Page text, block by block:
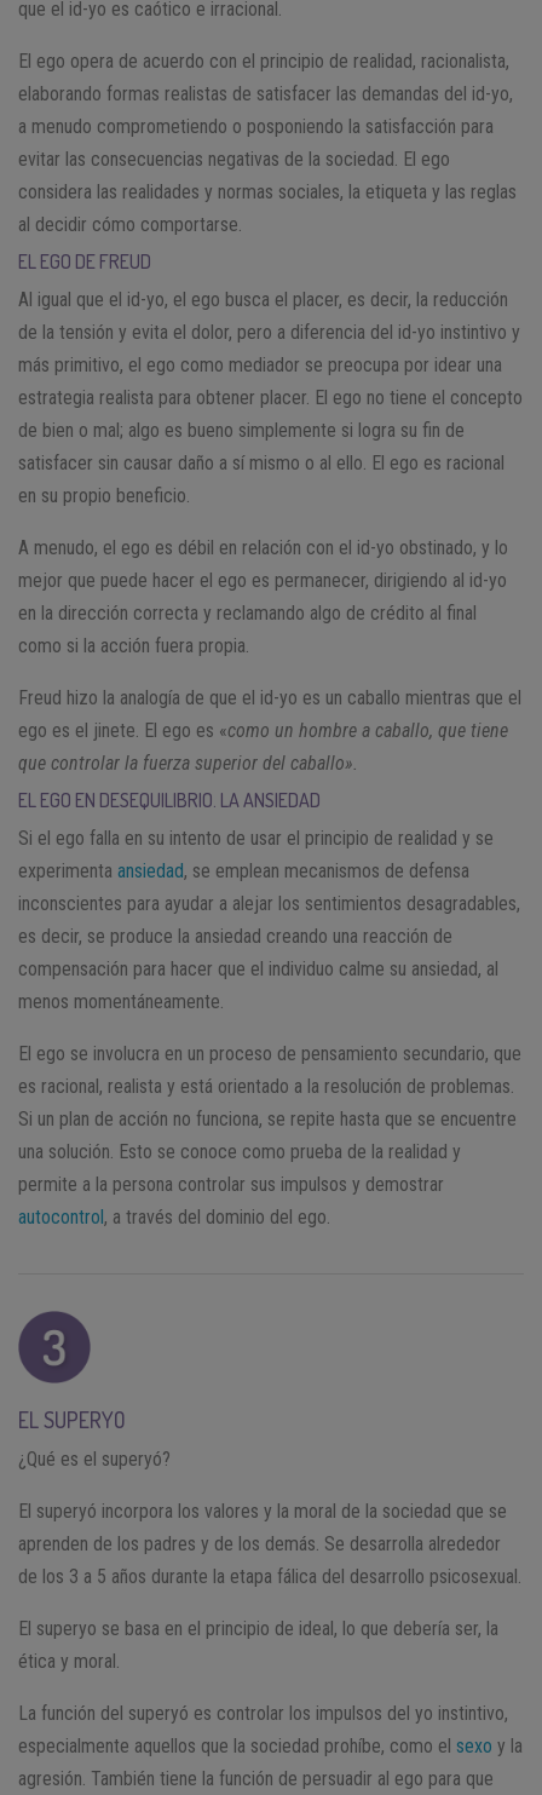
que el id-yo es caótico e irracional.
El ego opera de acuerdo con el principio de realidad, racionalista,
elaborando formas realistas de satisfacer las demandas del id-yo,
a menudo comprometiendo o posponiendo la satisfacción para
evitar las consecuencias negativas de la sociedad. El ego
considera las realidades y normas sociales, la etiqueta y las reglas
al decidir cómo comportarse.
EL EGO DE FREUD
Al igual que el id-yo, el ego busca el placer, es decir, la reducción
de la tensión y evita el dolor, pero a diferencia del id-yo instintivo y
más primitivo, el ego como mediador se preocupa por idear una
estrategia realista para obtener placer. El ego no tiene el concepto
de bien o mal; algo es bueno simplemente si logra su fin de
satisfacer sin causar daño a sí mismo o al ello. El ego es racional
en su propio beneficio.
A menudo, el ego es débil en relación con el id-yo obstinado, y lo
mejor que puede hacer el ego es permanecer, dirigiendo al id-yo
en la dirección correcta y reclamando algo de crédito al final
como si la acción fuera propia.
Freud hizo la analogía de que el id-yo es un caballo mientras que el
ego es el jinete. El ego es «como un hombre a caballo, que tiene
que controlar la fuerza superior del caballo».
EL EGO EN DESEQUILIBRIO. LA ANSIEDAD
Si el ego falla en su intento de usar el principio de realidad y se
experimenta ansiedad, se emplean mecanismos de defensa
inconscientes para ayudar a alejar los sentimientos desagradables,
es decir, se produce la ansiedad creando una reacción de
compensación para hacer que el individuo calme su ansiedad, al
menos momentáneamente.
El ego se involucra en un proceso de pensamiento secundario, que
es racional, realista y está orientado a la resolución de problemas.
Si un plan de acción no funciona, se repite hasta que se encuentre
una solución. Esto se conoce como prueba de la realidad y
permite a la persona controlar sus impulsos y demostrar
autocontrol, a través del dominio del ego.
EL SUPERYO
¿Qué es el superyó?
El superyó incorpora los valores y la moral de la sociedad que se
aprenden de los padres y de los demás. Se desarrolla alrededor
de los 3 a 5 años durante la etapa fálica del desarrollo psicosexual.
El superyo se basa en el principio de ideal, lo que debería ser, la
ética y moral.
La función del superyó es controlar los impulsos del yo instintivo,
especialmente aquellos que la sociedad prohíbe, como el sexo y la
agresión. También tiene la función de persuadir al ego para que